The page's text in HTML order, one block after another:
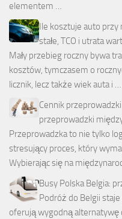
elementem …
Ile kosztuje auto przy
stałe, TCO i utrata
Mały przebieg roczny bywa
kosztów, tymczasem o
licznik, lecz także wiek auta i …
Cennik
przeprowadzki
Przeprowadzka to nie tylko
stresujący proces, który
Wybierając się na
Busy Polska Belgia:
Podróż do Belgii
oferują wygodną alternatywę